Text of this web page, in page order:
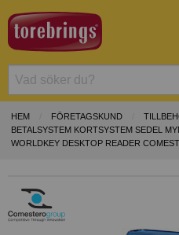
HEM FÖRETAGSKUND
BETALSYSTEM KORTSYSTEM SEDEL
WORLDKEY DESKTOP READER